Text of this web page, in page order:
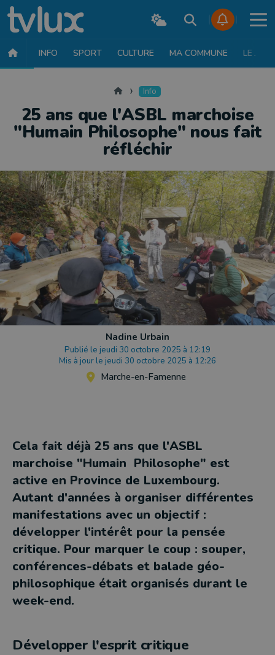
INFO SPORT CULTURE MA COMMUNE LE JT
Accueil Info
25 ans que l'ASBL marchoise
"Humain Philosophe" nous fait
réfléchir
Nadine Urbain
Publié le jeudi 30 octobre 2025 à 12:19
Mis à jour le jeudi 30 octobre 2025 à 12:26
Marche-en-Famenne
Cela fait déjà 25 ans que l'ASBL
marchoise "Humain Philosophe" est
active en Province de Luxembourg.
Autant d'années à organiser différentes
manifestations avec un objectif :
développer l'intérêt pour la pensée
critique. Pour marquer le coup : souper,
conférences-débats et balade géo-
philosophique était organisés durant le
week-end.
Développer l'esprit critique